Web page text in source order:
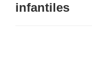
infantiles